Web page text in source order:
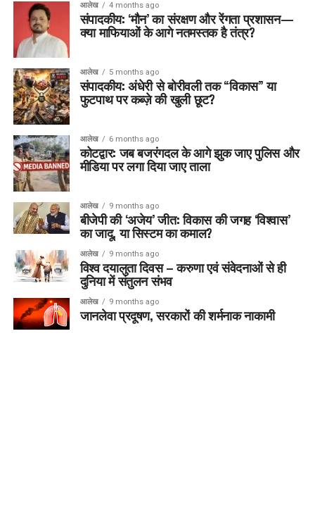
आलेख 4 months ago
संपादकीय: ‘मौन’ का संरक्षण और रेंगता प्रशासन—
क्या माफियाओं के आगे नतमस्तक है तंत्र?
आलेख 5 months ago
संपादकीय: अंधेरी से बोरीवली तक “विकास” या
फुटपाथ पर कब्ज़े की खुली छूट?
आलेख 6 months ago
कोटद्वार: जब बजरंगदल के आगे झुक जाए पुलिस और
मीडिया पर लगा दिया जाए ताला
आलेख 9 months ago
बीजेपी की ‘अजेय’ जीत: विकास की जगह ‘विश्वास’
का जादू, या सिस्टम का कमाल?
आलेख 9 months ago
विश्व दयालुता दिवस – करुणा एवं संवेदनाओं से ही
दुनिया में संतुलन संभव
आलेख 9 months ago
जानलेवा प्रदूषण, सरकारों की शर्मनाक नाकामी